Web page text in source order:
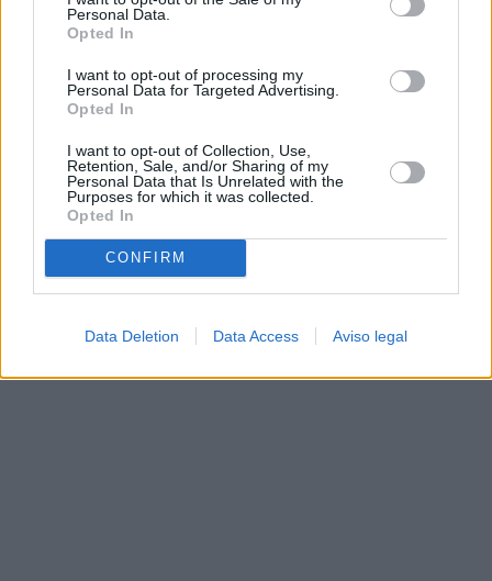
visitando nuestra política de privacidad.
Personal Data.
Opted In
I want to opt-out of processing my
Personal Data for Targeted Advertising.
Opted In
I want to opt-out of Collection, Use,
Retention, Sale, and/or Sharing of my
Personal Data that Is Unrelated with the
Purposes for which it was collected.
Opted In
CONFIRM
Data Deletion Data Access Aviso legal